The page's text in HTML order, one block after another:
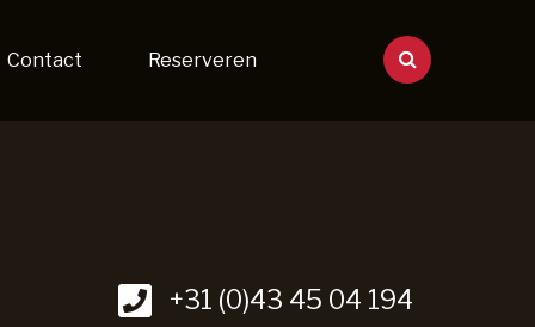
Contact Reserveren
+31 (0)43 45 04 194